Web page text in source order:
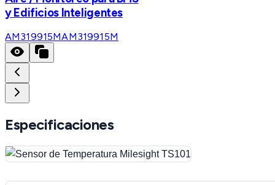
y Edificios Inteligentes
AM319915MAM319915M
Especificaciones